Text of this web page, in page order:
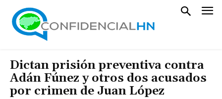
Dictan prisión preventiva contra
Adán Fúnez y otros dos acusados
por crimen de Juan López